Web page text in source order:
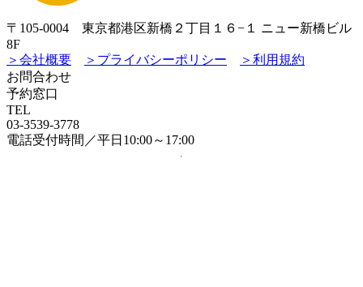
〒105-0004 東京都港区新橋２丁目１６−１ ニュー新橋ビル
8F
＞会社概要
＞プライバシーポリシー
＞利用規約
お問合わせ
予約窓口
TEL
03-3539-3778
電話受付時間／平日10:00～17:00